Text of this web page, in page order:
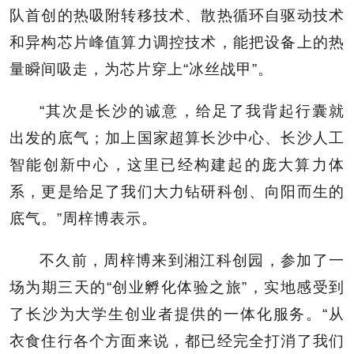
队首创的热吸附转移技术、散热循环自驱动技术
和异构芯片峰值算力调控技术，能把设备上的热
量瞬间吸走，为芯片穿上“冰丝战甲”。
“其次是长沙的诚意，给足了我背起行囊就
出发的底气；加上国家超算长沙中心、长沙人工
智能创新中心，这里已经构建起的庞大算力体
系，更是给足了我们大力钻研科创、向阳而生的
底气。”周梓博表示。
不久前，周梓博来到湘江科创园，参加了一
场为期三天的“创业孵化体验之旅”，实地感受到
了长沙为大学生创业者提供的一体化服务。“从
衣食住行各个方面来说，都已经完全打消了我们